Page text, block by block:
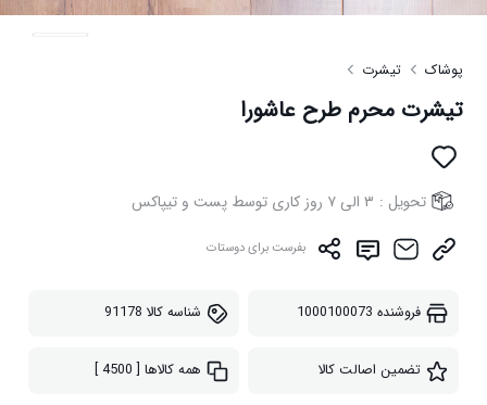
پوشاک تیشرت
تیشرت محرم طرح عاشورا
تحویل : ۳ الی ۷ روز کاری توسط پست و تیپاکس
بفرست برای دوستات
فروشنده 1000100073 شناسه کالا 91178
تضمین اصالت کالا همه کالاها [ 4500 ]